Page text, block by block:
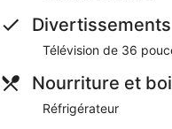
Divertissements
Télévision de 36
Nourriture et
Réfrigérateur